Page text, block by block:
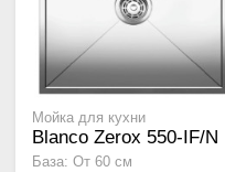
Мойка для кухни
Blanco Zerox 550-IF/N
База: От 60 см